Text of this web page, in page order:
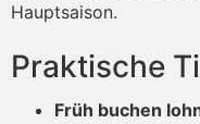
Hauptsaison.
Praktische
Früh buchen